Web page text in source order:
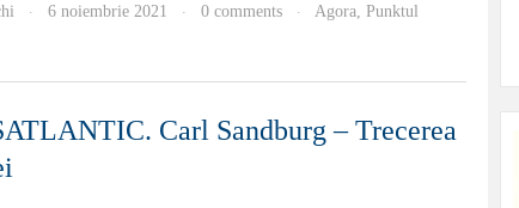
· 6 noiembrie 2021 · 0 comments · Agora, Punktul
Carl Sandburg – Trecerea